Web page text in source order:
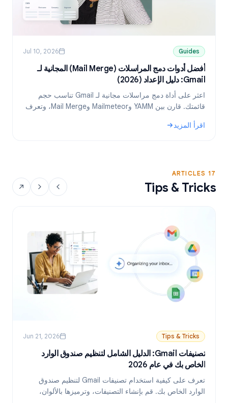
Guides
Jul 10, 2026
أفضل أدوات دمج المراسلات (Mail Merge) المجانية لـ
Gmail: دليل الإعداد (2026)
اعثر على أداة دمج مراسلات مجانية لـ Gmail تناسب حجم
قائمتك. قارن بين YAMM وMailmeteor وMail Merge، وتعرف
اقرأ المزيد
: أفضل أدوات دمج المراسلات (Mail Merge) المجانية لـ Gmail: دليل الإعداد (2026)
17 ARTICLES
Tips & Tricks
Tips & Tricks
Jun 21, 2026
تصنيفات Gmail: الدليل الشامل لتنظيم صندوق الوارد
الخاص بك في عام 2026
تعرف على كيفية استخدام تصنيفات Gmail لتنظيم صندوق
الوارد الخاص بك. قم بإنشاء التصنيفات، وترميزها بالألوان،